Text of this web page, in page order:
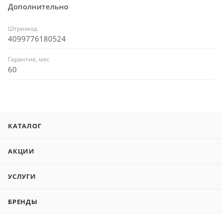
Дополнительно
Штрихкод
4099776180524
Гарантия, мес
60
КАТАЛОГ
АКЦИИ
УСЛУГИ
БРЕНДЫ